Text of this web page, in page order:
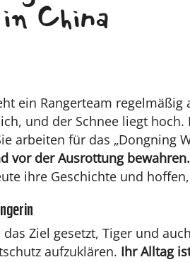
China
ein Rangerteam
und der Schnee liegt hoch.
arbeiten für das „Dongning
vor der Ausrottung bewahren.
ihre Geschichte und
Ziel gesetzt, Tiger und
aufzuklären. Ihr Alltag